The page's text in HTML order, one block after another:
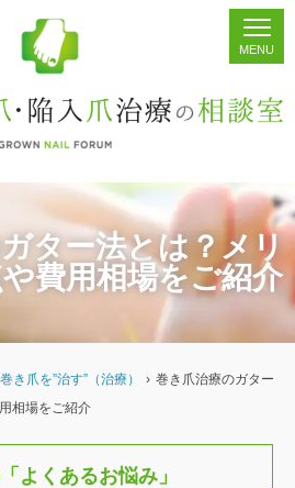
掲示板 検索
ター法とは？メリ
費用相場をご紹介
巻き爪を”治す”（治療） › 巻き爪治療のガター
相場をご紹介
よくあるお悩み」